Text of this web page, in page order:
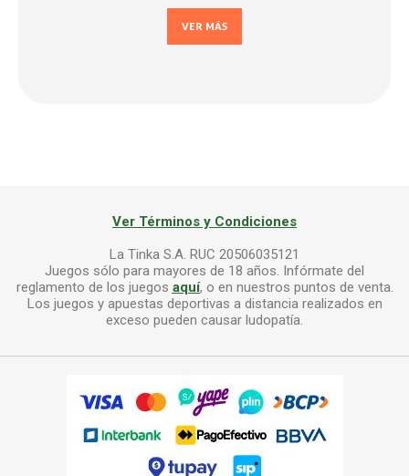
VER MÁS
Ver Términos y Condiciones
La Tinka S.A. RUC 20506035121
Juegos sólo para mayores de 18 años. Infórmate del
reglamento de los juegos aquí, o en nuestros puntos de venta.
Los juegos y apuestas deportivas a distancia realizados en
exceso pueden causar ludopatía.